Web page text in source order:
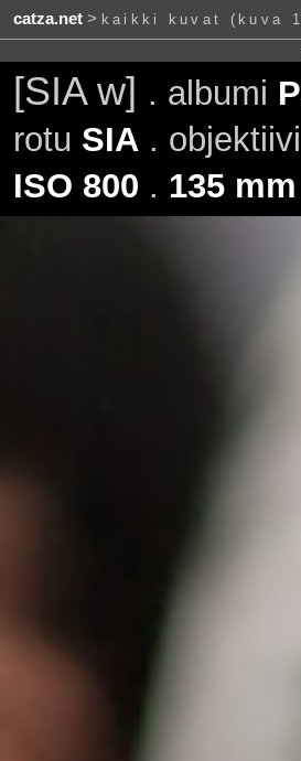
catza.net> kaikki kuvat (kuva
[SIA w] . albumi
rotu SIA . objektiivi
ISO 800 . 135 mm